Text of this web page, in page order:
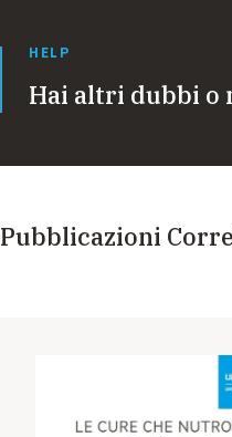
HELP
Hai altri dubbi o
Pubblicazioni